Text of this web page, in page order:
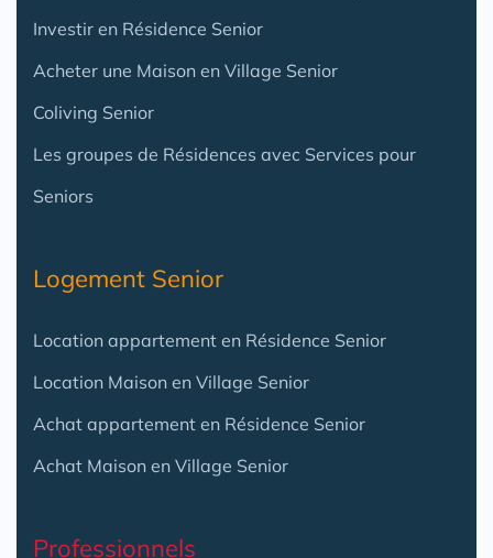
Investir en Résidence Senior
Acheter une Maison en Village Senior
Coliving Senior
Les groupes de Résidences avec Services pour
Seniors
Logement Senior
Location appartement en Résidence Senior
Location Maison en Village Senior
Achat appartement en Résidence Senior
Achat Maison en Village Senior
Professionnels